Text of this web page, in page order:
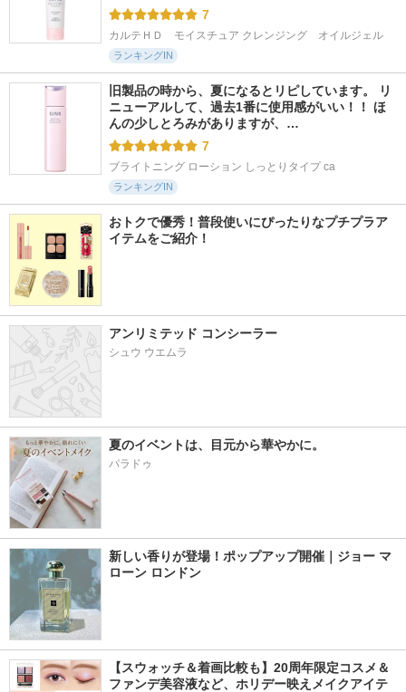
7
カルテＨＤ　モイスチュア クレンジング　オイルジェル
ランキングIN
旧製品の時から、夏になるとリピしています。 リ
ニューアルして、過去1番に使用感がいい！！ ほ
んの少しとろみがありますが、…
7
ブライトニング ローション しっとりタイプ ca
ランキングIN
おトクで優秀！普段使いにぴったりなプチプラア
イテムをご紹介！
アンリミテッド コンシーラー
シュウ ウエムラ
夏のイベントは、目元から華やかに。
パラドゥ
新しい香りが登場！ポップアップ開催｜ジョー マ
ローン ロンドン
【スウォッチ＆着画比較も】20周年限定コスメ＆
ファンデ美容液など、ホリデー映えメイクアイテ